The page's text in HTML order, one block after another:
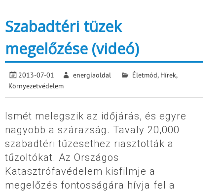
Szabadtéri tüzek
megelőzése (videó)
2013-07-01 energiaoldal Életmód, Hírek,
Környezetvédelem
Ismét melegszik az időjárás, és egyre
nagyobb a szárazság. Tavaly 20,000
szabadtéri tűzesethez riasztották a
tűzoltókat. Az Országos
Katasztrófavédelem kisfilmje a
megelőzés fontosságára hívja fel a